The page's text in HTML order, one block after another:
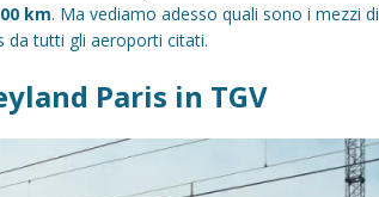
km. Ma vediamo adesso quali sono i mezzi di
da tutti gli aeroporti citati.
Paris in TGV